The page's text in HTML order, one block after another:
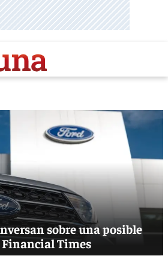
sobre una posible
Financial Times